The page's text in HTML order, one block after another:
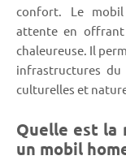
confort. Le
attente en offrant
chaleureuse. Il
infrastructures du
culturelles et
Quelle est la
un mobil